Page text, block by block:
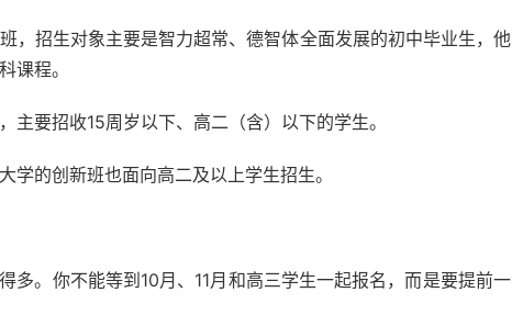
，招生对象主要是智力超常、德智体全面发展的初中毕业生，他
课程。
主要招收15周岁以下、高二（含）以下的学生。
学的创新班也面向高二及以上学生招生。
多。你不能等到10月、11月和高三学生一起报名，而是要提前一